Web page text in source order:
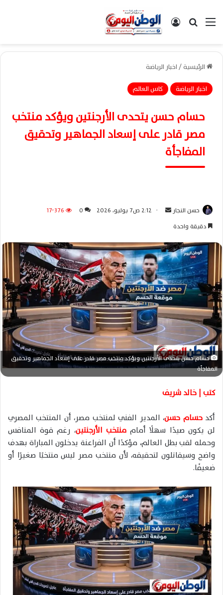
القائمةبحث عن تسجيل الدخول
الرئيسية/اخبار الرياضة
اخبار الرياضة
كاس العالم
حسام حسن يتحدى الأرجنتين ويؤكد منتخب
مصر قادر على إسعاد الجماهير وتحقيق
المفاجأة
حسن النجار
ل
ب
ر
ي
د
ا
إ
ل
ك
ت
ر
و
ن
2:12 ص7 يوليو، 2026 0
17٬376
دقيقة واحدة
حسام حسن يتحدى الأرجنتين ويؤكد منتخب مصر قادر على إسعاد الجماهير وتحقيق
المفاجأة
كتب | خالد شريف
أكدحسام حسن، المدير الفني لمنتخب مصر، أن المنتخب المصري
لن يكون صيدًا سهلًا أماممنتخب الأرجنتين، رغم قوة المنافس
وحمله لقب بطل العالم، مؤكدًا أن الفراعنة يدخلون المباراة بهدف
واضح وسيقاتلون لتحقيقه، لأن منتخب مصر ليس منتخبًا صغيرًا أو
ضعيفًا.